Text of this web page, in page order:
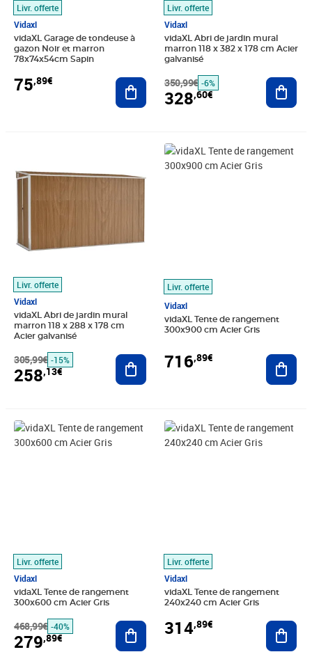
Livr. offerte
Vidaxl
vidaXL Garage de tondeuse à
gazon Noir et marron
78x74x54cm Sapin
75,89€ Ajouter au panier
Livr. offerte
Vidaxl
vidaXL Abri de jardin mural
marron 118 x 382 x 178 cm Acier
galvanisé
350,99€ -6%
328,60€
Livr. offerte
Vidaxl
vidaXL Abri de jardin mural
marron 118 x 288 x 178 cm
Acier galvanisé
305,99€ -15%
258,13€
Ajouter au panier
Livr. offerte
Vidaxl
vidaXL Tente de rangement
300x900 cm Acier Gris
716,89€
Prix 716,89€
Livr. offerte
Vidaxl
vidaXL Tente de rangement
300x600 cm Acier Gris
468,99€
Prix barré 468,99€
-40%
279,89€
Prix 279,89€
Ajouter au panier
Livr. offerte
Vidaxl
vidaXL Tente de rangement
240x240 cm Acier Gris
314,89€
Prix 314,89€